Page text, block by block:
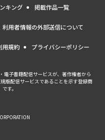
キング 掲載作品一覧
利用者情報の外部送信について
用規約 プライバシーポリシー
電子書籍配信サービスが、著作権者から
版配信サービスであることを示す登録商
す。